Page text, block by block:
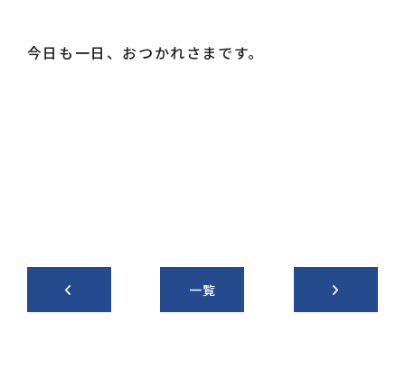
今日も一日、おつかれさまです。
一覧